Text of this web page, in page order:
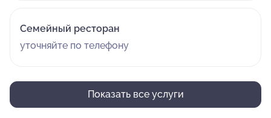
Семейный ресторан
уточняйте по телефону
Показать все услуги